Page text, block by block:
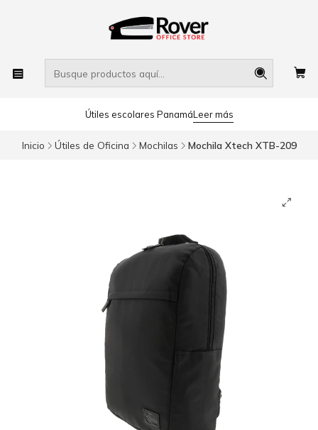
Útiles escolares PanamáLeer más
Inicio Útiles de Oficina Mochilas Mochila Xtech XTB-209